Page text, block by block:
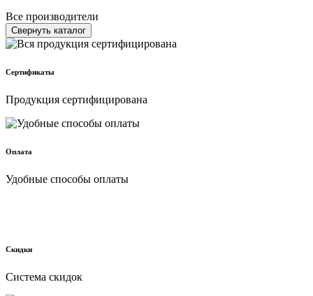
Все производители
Свернуть каталог
Сертификаты
Продукция сертифицирована
Оплата
Удобные способы оплаты
Скидки
Cистема скидок